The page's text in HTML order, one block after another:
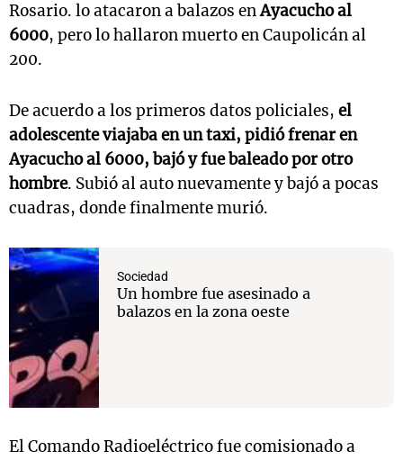
Rosario. lo atacaron a balazos enAyacucho al
6000, pero lo hallaron muerto en Caupolicán al
200.
De acuerdo a los primeros datos policiales, el
adolescente viajaba en un taxi, pidió frenar en
Ayacucho al 6000, bajó y fue baleado por otro
hombre. Subió al auto nuevamente y bajó a pocas
cuadras, donde finalmente murió.
Sociedad
Un hombre fue asesinado a
balazos en la zona oeste
El Comando Radioeléctrico fue comisionado a